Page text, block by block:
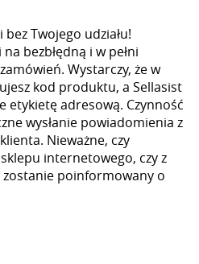
bez Twojego udziału!
bezbłędną i w pełni
Wystarczy, że w
kod produktu, a Sellasist
etykietę adresową. Czynność
wysłanie powiadomienia z
Nieważne, czy
internetowego, czy z
poinformowany o